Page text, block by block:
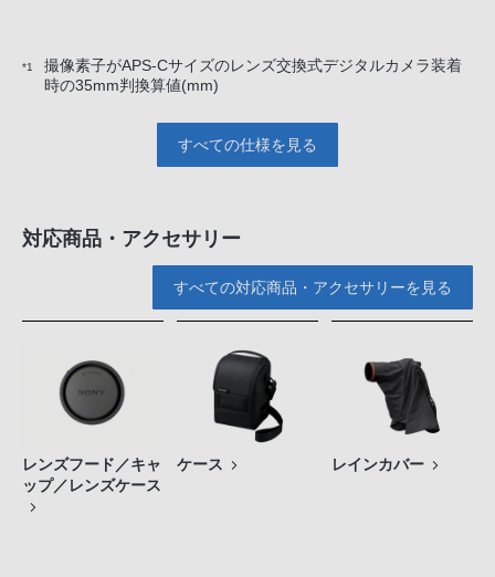
*1
撮像素子がAPS-Cサイズのレンズ交換式デジタルカメラ装着
時の35mm判換算値(mm)
すべての仕様を見る
対応商品・アクセサリー
すべての対応商品・アクセサリーを見る
レンズフード／キャ
ップ／レンズケース
ケース レインカバー